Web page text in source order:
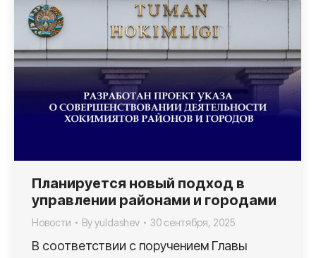
Планируется новый подход в
управлении районами и городами
Новости Byyuldashev 30 сентября, 2025
В соответствии с поручением Главы